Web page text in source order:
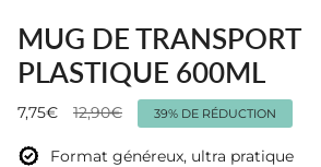
MUG DE TRANSPORT
PLASTIQUE 600ML
7,75€
Prix
12,90€ 39% DE RÉDUCTION
Format généreux, ultra pratique